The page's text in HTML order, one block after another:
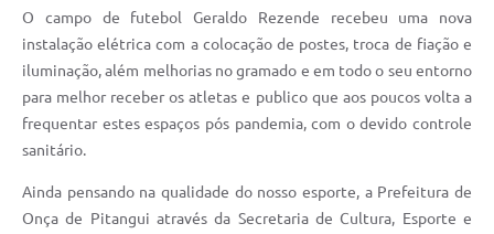
O campo de futebol Geraldo Rezende recebeu uma nova
instalação elétrica com a colocação de postes, troca de fiação e
iluminação, além melhorias no gramado e em todo o seu entorno
para melhor receber os atletas e publico que aos poucos volta a
frequentar estes espaços pós pandemia, com o devido controle
sanitário.
Ainda pensando na qualidade do nosso esporte, a Prefeitura de
Onça de Pitangui através da Secretaria de Cultura, Esporte e